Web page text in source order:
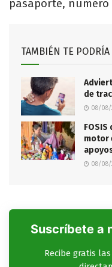
pasaporte,
TAMBIÉN TE PODRÍA
de
08/08/
motor
08/08/
Suscríbete a
Recibe gratis